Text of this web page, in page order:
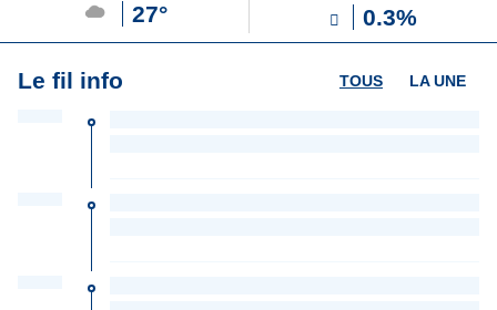
27° 0.3%
Le fil info LA UNE
TOUS